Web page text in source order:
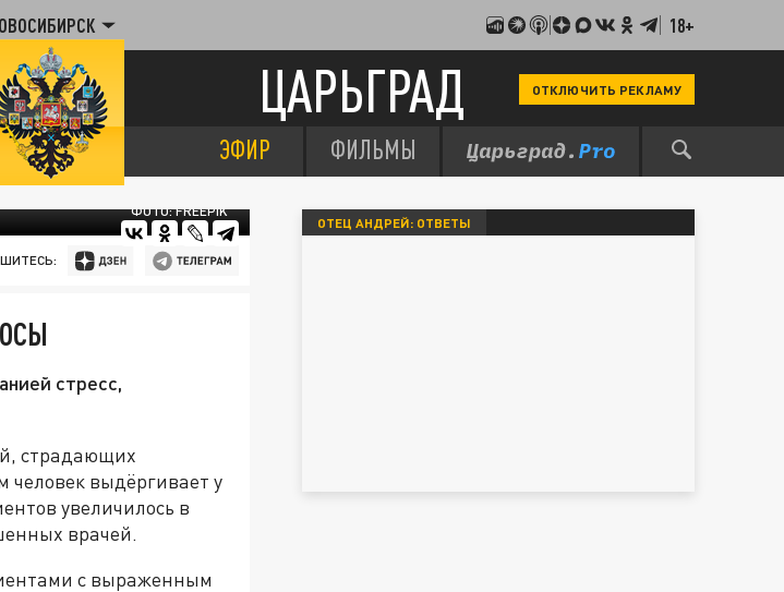
18+
ЦАРЬГРАД ОТКЛЮЧИТЬ РЕКЛАМУ
ЭФИР ФИЛЬМЫ
ФОТО: FREEPIK
стресс,
страдающих
человек выдёргивает у
увеличилось в
врачей.
с выраженным
ОТЕЦ АНДРЕЙ: ОТВЕТЫ